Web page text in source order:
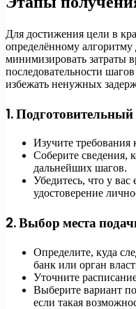
Для достижения цели в
определённому
минимизировать затраты
последовательности
избежать ненужных
1. Подготовительный
Изучите
Соберите сведения,
дальнейших шагов.
Убедитесь, что у вас
удостоверение
2. Выбор места
Определите, куда
банк или орган
Уточните
Выберите вариант
если такая